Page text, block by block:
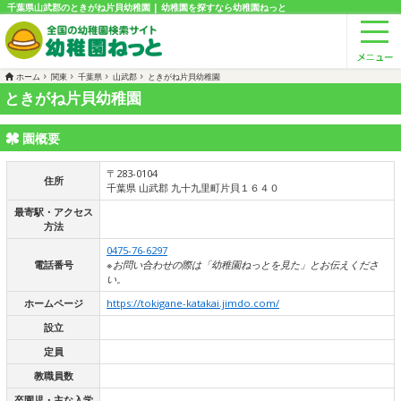
千葉県山武郡のときがね片貝幼稚園 | 幼稚園を探すなら幼稚園ねっと
ホーム 関東 千葉県 山武郡 ときがね片貝幼稚園
ときがね片貝幼稚園
園概要
住所
〒283-0104
千葉県 山武郡 九十九里町片貝１６４０
最寄駅・アクセス
方法
電話番号
0475-76-6297
※お問い合わせの際は「幼稚園ねっとを見た」とお伝えくださ
い。
ホームページ
https://tokigane-katakai.jimdo.com/
設立
定員
教職員数